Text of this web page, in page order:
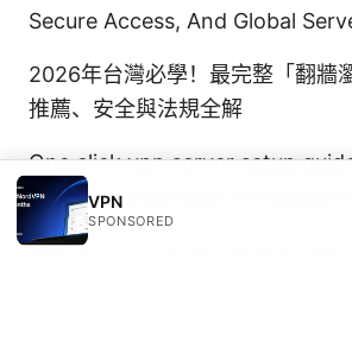
Secure Access, And Global
2026年台灣必學！最完整「翻牆
推薦、安全與法規全解
One click vpn server setup
secure, and private
Best vpn for cgnat bypass
VPN
SPONSORED